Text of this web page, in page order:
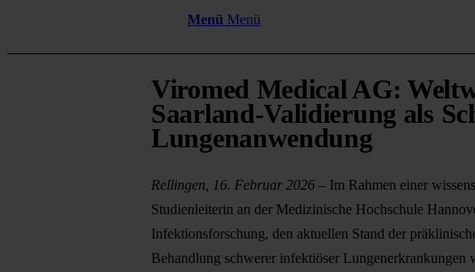
Menü Menü
Viromed Medical AG:
Saarland-Validierung als
Lungenanwendung
Rellingen, 16. Februar 2026 – Im Rahmen einer
Studienleiterin an der Medizinische Hochschule
Infektionsforschung, den aktuellen Stand der
Behandlung schwerer infektiöser